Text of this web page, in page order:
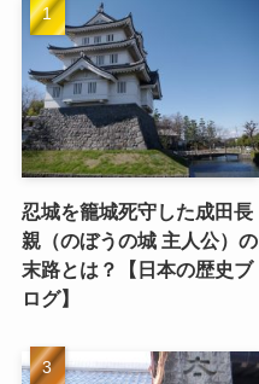
忍城を籠城死守した成田長
親（のぼうの城 主人公）の
末路とは？【日本の歴史ブ
ログ】